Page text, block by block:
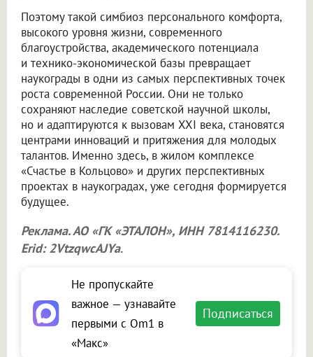
Поэтому такой симбиоз персонального комфорта,
высокого уровня жизни, современного
благоустройства, академического потенциала
и технико-экономической базы превращает
наукограды в одни из самых перспективных точек
роста современной России. Они не только
сохраняют наследие советской научной школы,
но и адаптируются к вызовам XXI века, становятся
центрами инноваций и притяжения для молодых
талантов. Именно здесь, в жилом комплексе
«Счастье в Кольцово» и других перспективных
проектах в наукоградах, уже сегодня формируется
будущее.
Реклама. АО «ГК «ЭТАЛОН», ИНН 7814116230.
Erid: 2VtzqwcAJYa.
Не пропускайте
важное — узнавайте
первыми с Om1 в
«Макс»
Подписаться